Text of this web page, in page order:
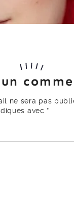
ne sera pas
avec *